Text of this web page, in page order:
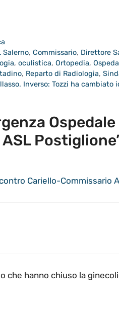
Salerno,Commissario, Direttore
, oculistica, Ortopedia,
, Reparto di Radiologia,
Inverso: Tozzi ha cambiato
Cariello-Commissario
che hanno chiuso la